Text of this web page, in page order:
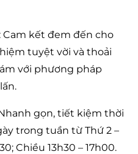
Cam kết đem đến cho
tuyệt vời và thoải
với phương pháp
gọn, tiết kiệm thời
trong tuần từ Thứ 2 –
Chiều 13h30 – 17h00.